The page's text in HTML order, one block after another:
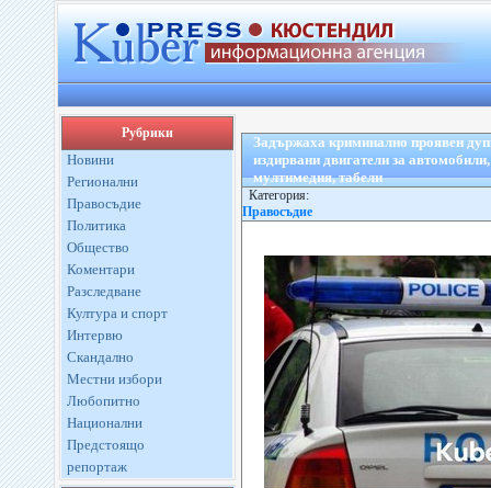
Рубрики
Новини
Регионални
Правосъдие
Политика
Общество
Коментари
Разследване
Култура и спорт
Интервю
Скандално
Местни избори
Любопитно
Национални
Предстоящо
репортаж
Задържаха криминално проявен
издирвани двигатели за
мултимедия, табели
Категория:
Правосъдие